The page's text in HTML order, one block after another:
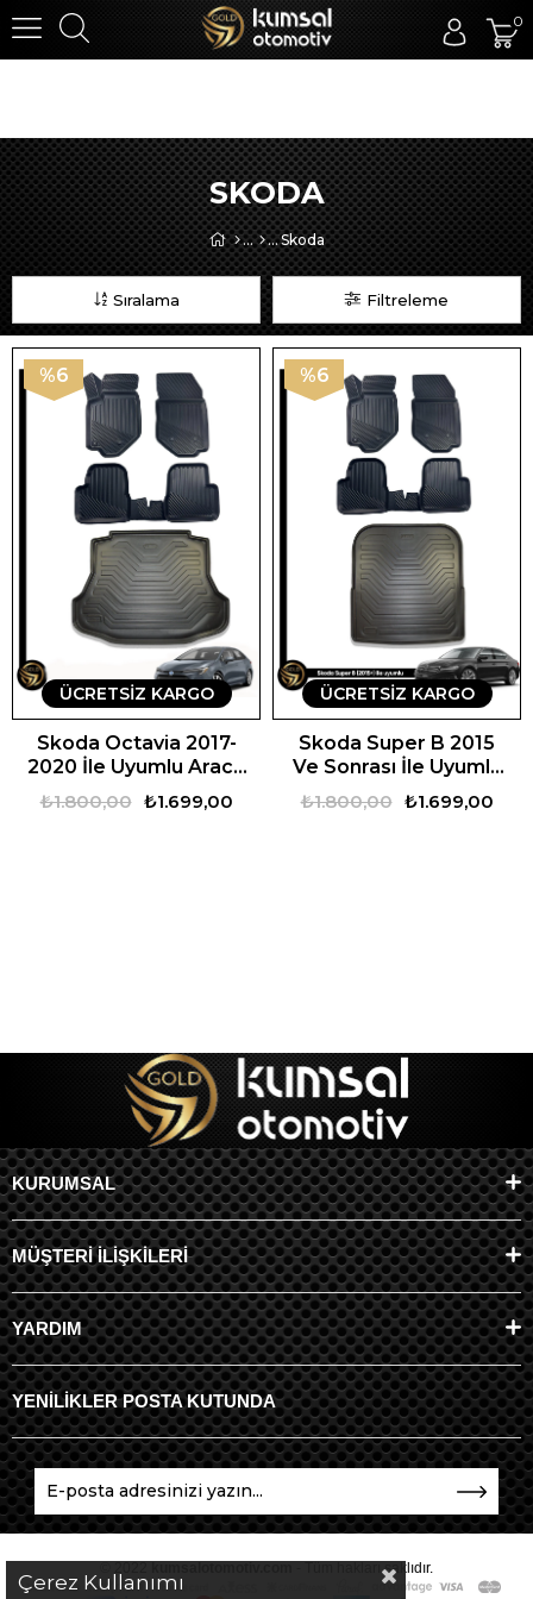
0
SKODA
Skoda
Filtreleme
Sıralama
Skoda Octavia 2017-
2020 İle Uyumlu Araca
Özel Set₺1.699,00
₺1.800,00
%6
ÜCRETSIZ KARGO
Skoda Super B 2015
Ve Sonrası İle Uyumlu
Araca Özel Set
₺1.699,00
₺1.800,00
%6
ÜCRETSIZ KARGO
KURUMSAL
MÜŞTERİ İLİŞKİLERİ
YARDIM
YENİLİKLER POSTA KUTUNDA
- Tüm hakları saklıdır.
Çerez Kullanımı